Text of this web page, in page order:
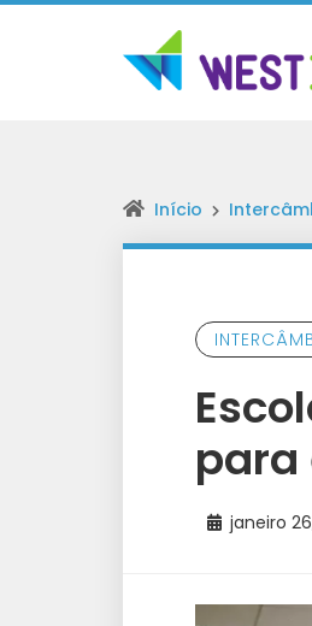
Início
para
janeiro